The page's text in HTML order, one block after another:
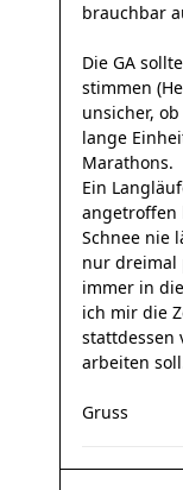
brauchbar
Die GA
stimmen
unsicher,
lange
Marathons.
Ein
angetroffen
Schnee nie
nur dreimal
immer in
ich mir die
stattdessen
arbeiten
Gruss